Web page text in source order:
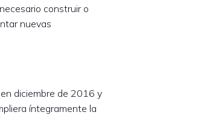
construir o
nuevas
diciembre de 2016 y
íntegramente la